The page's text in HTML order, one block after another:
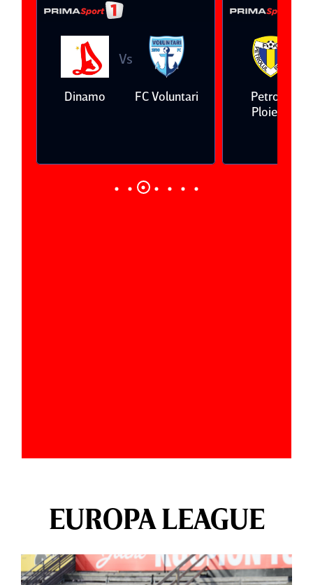
Dinamo
Vs
FC Voluntari
Petrolul
Ploieşti
EUROPA LEAGUE